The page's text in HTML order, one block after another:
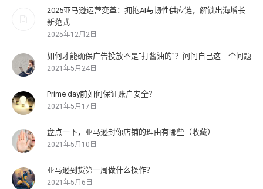
2025亚马逊运营变革：拥抱AI与韧性供应链，解锁出海增长
新范式
2025年12月2日
如何才能确保广告投放不是“打酱油的”？问问自己这三个问题
2021年5月24日
Prime day前如何保证账户安全？
2021年5月17日
盘点一下，亚马逊封你店铺的理由有哪些（收藏）
2021年5月10日
亚马逊到货第一周做什么操作？
2021年5月6日